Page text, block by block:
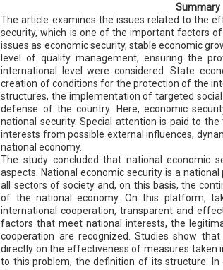
Summary
The article examines the issues related to the
security, which is one of the important factors
issues as economic security, stable economic
level of quality management, ensuring the
international level were considered. State
creation of conditions for the protection of the
structures, the implementation of targeted
defense of the country. Here, economic
national security. Special attention is paid to
interests from possible external influences,
national economy.
The study concluded that national economic
aspects. National economic security is a
all sectors of society and, on this basis, the
of the national economy. On this platform,
international cooperation, transparent and
factors that meet national interests, the
cooperation are recognized. Studies show
directly on the effectiveness of measures taken
to this problem, the definition of its structure.